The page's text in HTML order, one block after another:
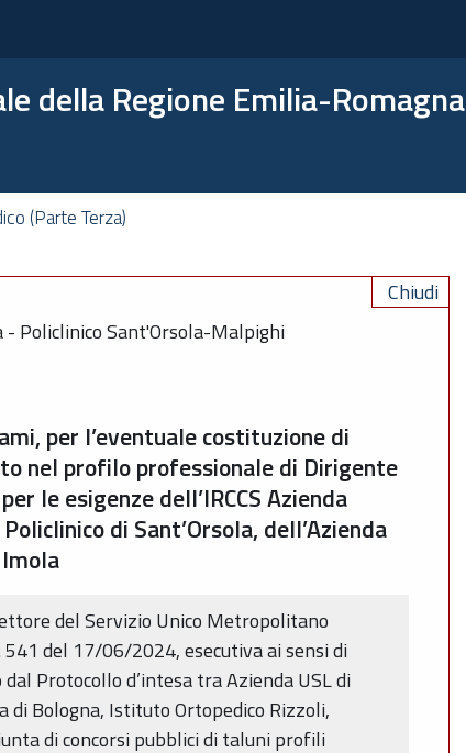
della Regione Emilia-Romagna
(Parte Terza)
Chiudi
Policlinico Sant'Orsola-Malpighi
per l’eventuale costituzione di
nel profilo professionale di Dirigente
le esigenze dell’IRCCS Azienda
di Sant’Orsola, dell’Azienda
del Servizio Unico Metropolitano
del 17/06/2024, esecutiva ai sensi di
Protocollo d’intesa tra Azienda USL di
di Bologna, Istituto Ortopedico Rizzoli,
di concorsi pubblici di taluni profili